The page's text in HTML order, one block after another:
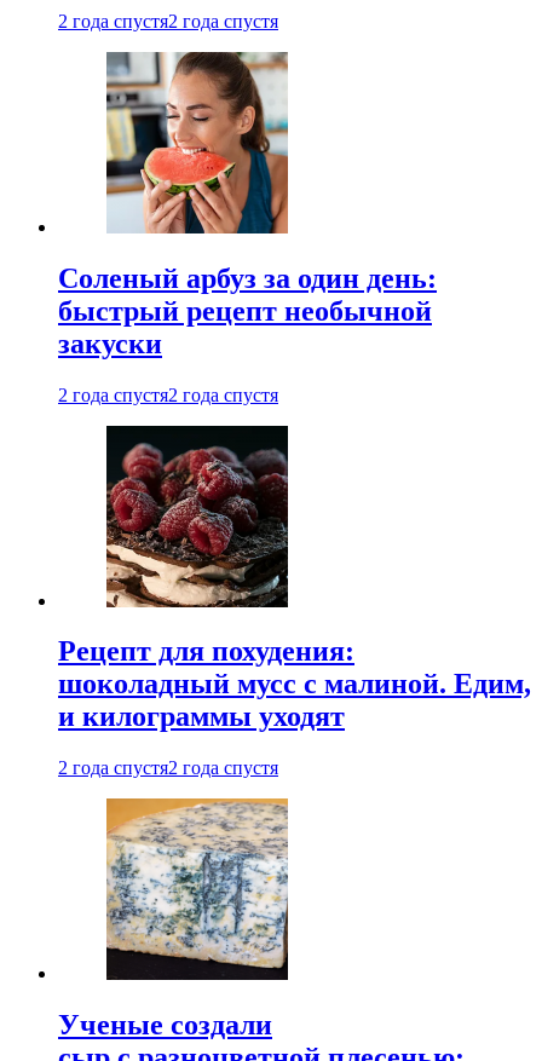
2 года спустя2 года спустя
Соленый арбуз за один день:
быстрый рецепт необычной
закуски
2 года спустя2 года спустя
Рецепт для похудения:
шоколадный мусс с малиной. Едим,
и килограммы уходят
2 года спустя2 года спустя
Ученые создали